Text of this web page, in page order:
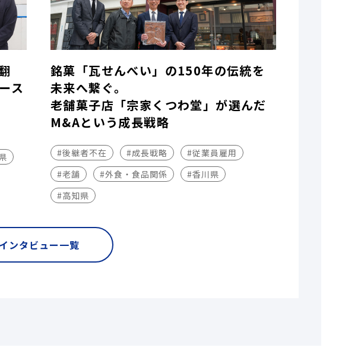
ス
銘菓「瓦せんべい」の150年の伝統を
未来へ繋ぐ。
老舗菓子店「宗家くつわ堂」が選んだ
M&Aという成長戦略
#後継者不在 #成長戦略
#従業員雇用
#老舗
#外食・食品関係
#香川県
#高知県
インタビュー一覧